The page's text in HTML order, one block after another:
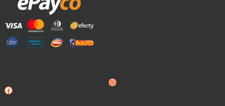
Instagram
Facebook